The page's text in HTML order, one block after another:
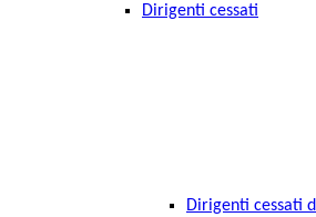
Dirigenti cessati
Dirigenti cessati